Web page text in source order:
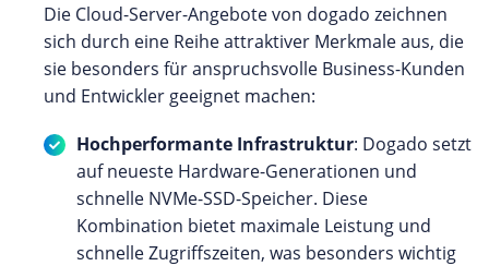
Die Cloud-Server-Angebote von dogado zeichnen
sich durch eine Reihe attraktiver Merkmale aus, die
sie besonders für anspruchsvolle Business-Kunden
und Entwickler geeignet machen:
Hochperformante Infrastruktur: Dogado setzt
auf neueste Hardware-Generationen und
schnelle NVMe-SSD-Speicher. Diese
Kombination bietet maximale Leistung und
schnelle Zugriffszeiten, was besonders wichtig